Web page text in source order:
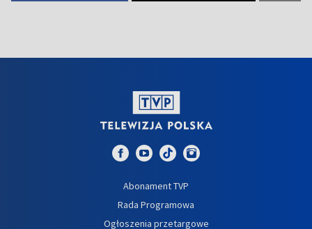
Abonament TVP
Rada Programowa
Ogłoszenia przetargowe